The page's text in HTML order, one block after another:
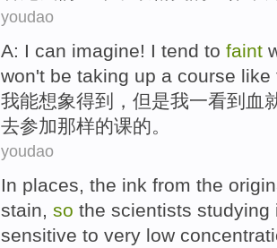
youdao
A: I can imagine! I tend to faint
won't be taking up a course like
我能想象得到 ，但是我一看到 血
去参加那样的课的。
youdao
In places, the ink from the
stain, so the scientists studying
sensitive to very low